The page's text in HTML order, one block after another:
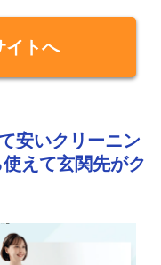
イトへ
安いクリーニン
えて玄関先がク